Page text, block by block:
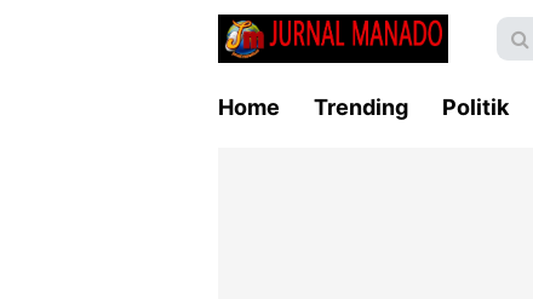
Home Trending Politik